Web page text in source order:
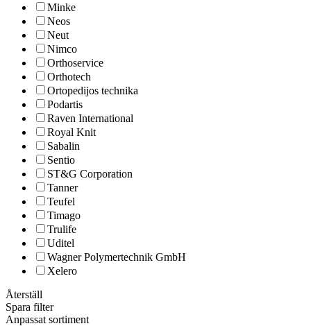
Minke
Neos
Neut
Nimco
Orthoservice
Orthotech
Ortopedijos technika
Podartis
Raven International
Royal Knit
Sabalin
Sentio
ST&G Corporation
Tanner
Teufel
Timago
Trulife
Uditel
Wagner Polymertechnik GmbH
Xelero
Återställ
Spara filter
Anpassat sortiment